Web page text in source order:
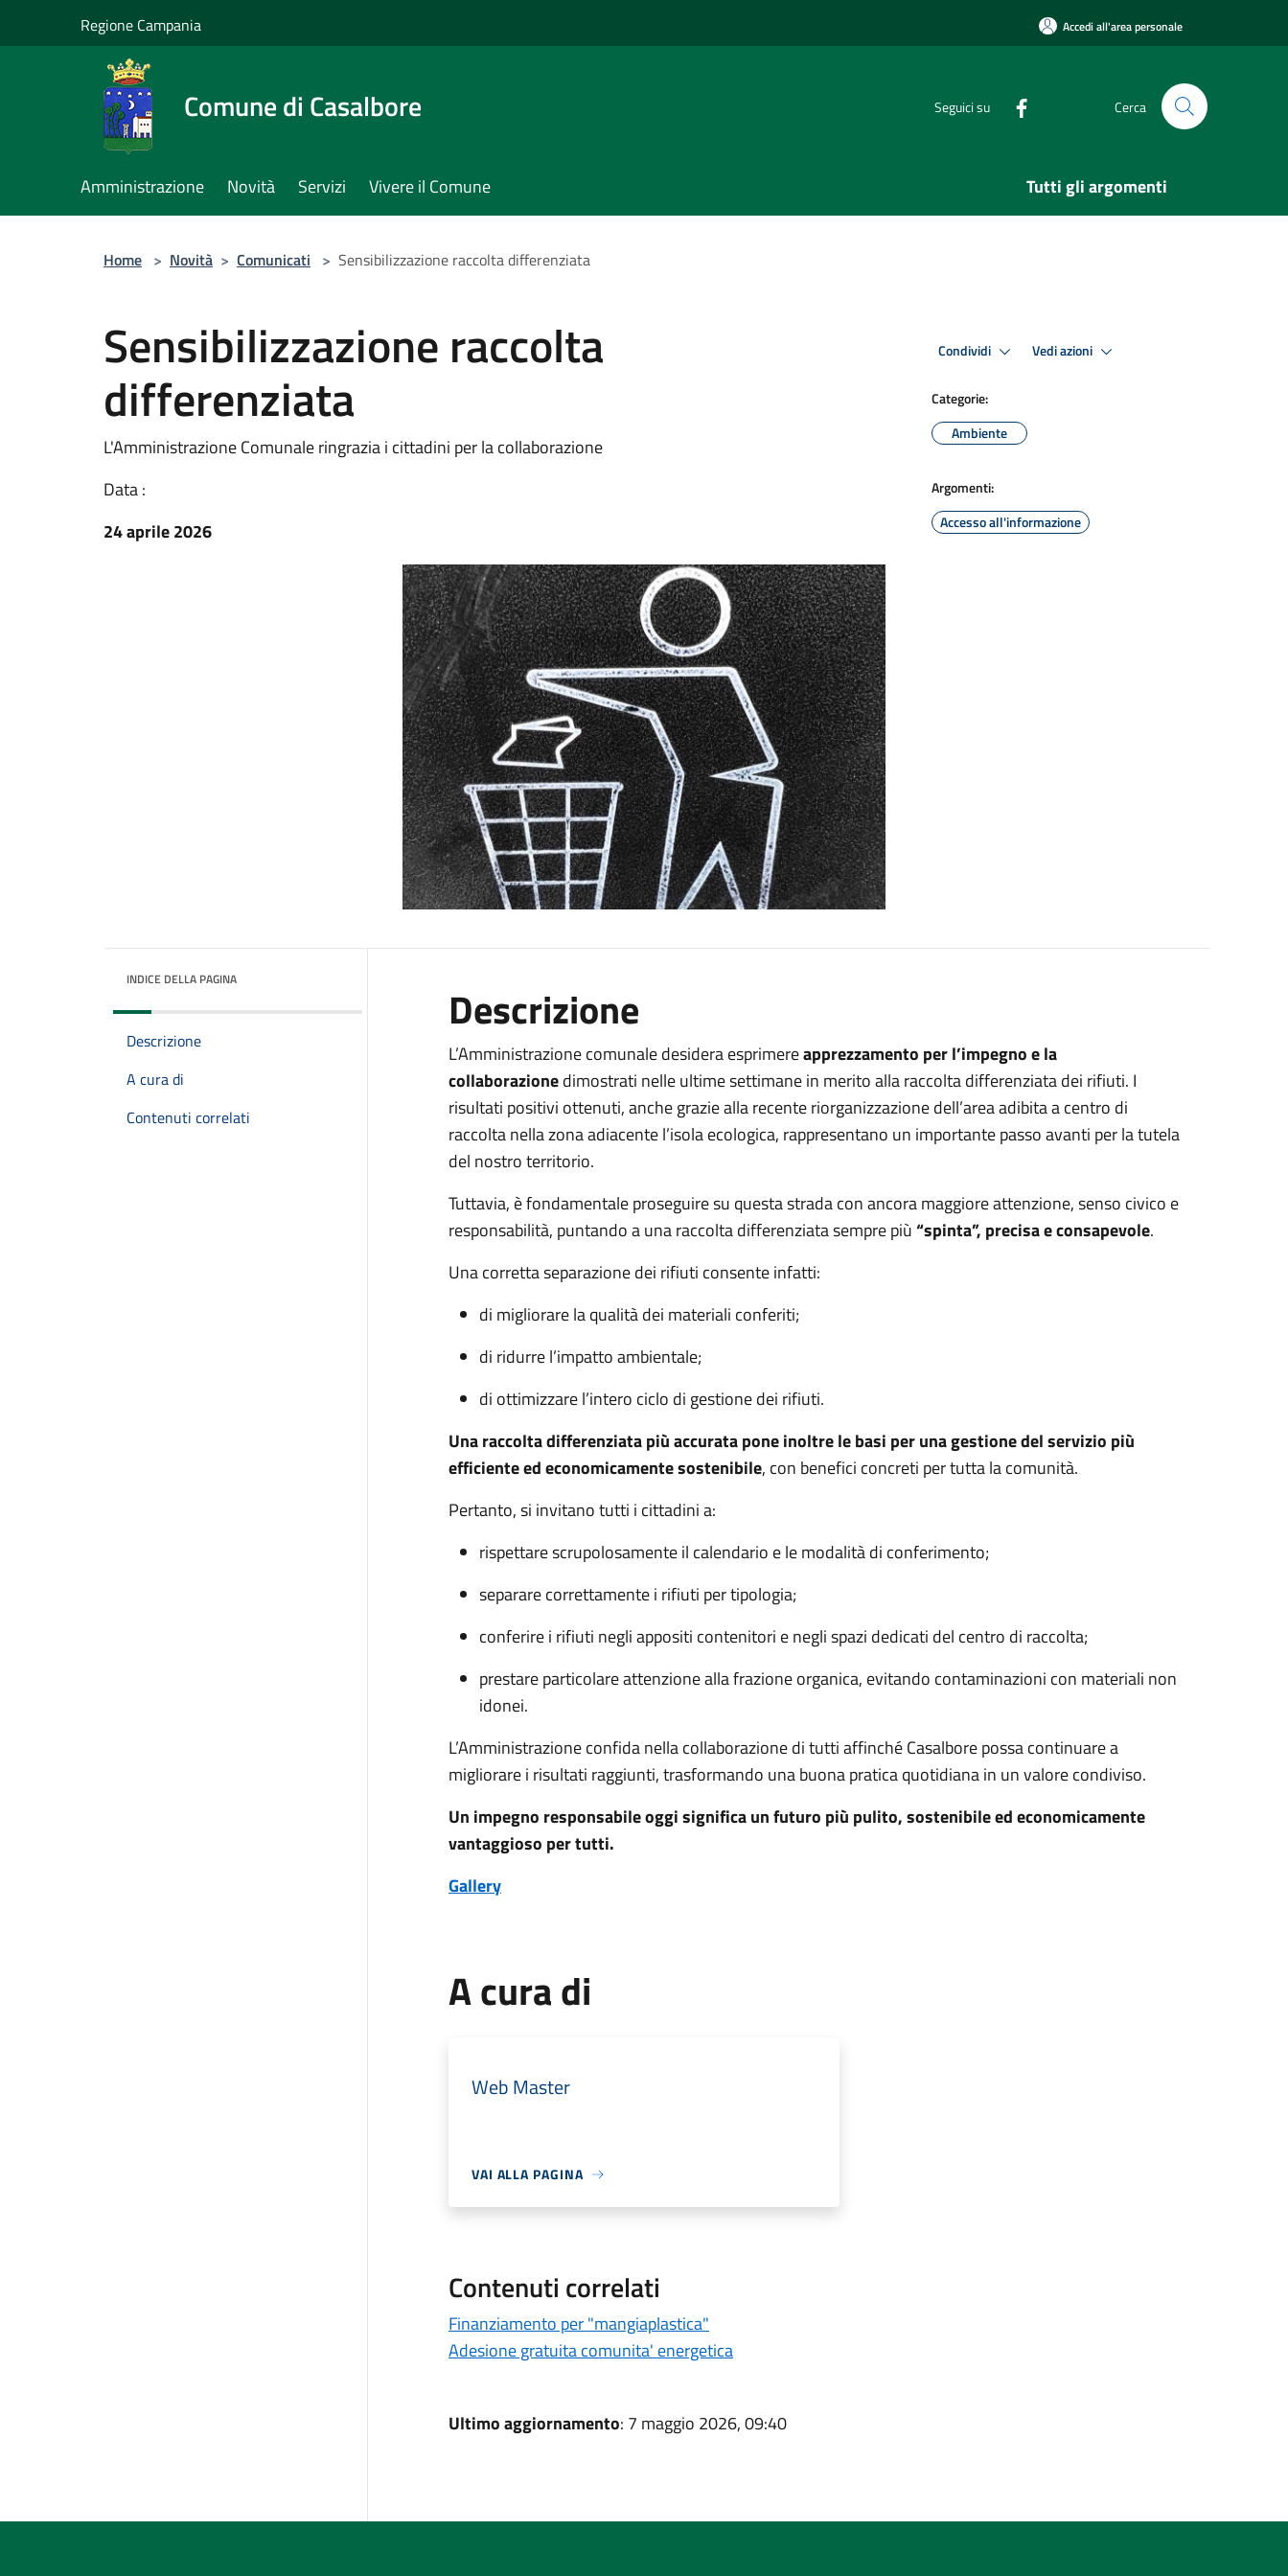
Regione Campania Accedi all'area personale
Comune di Casalbore Seguici su Cerca
Amministrazione Novità Servizi Vivere il Comune Tutti gli argomenti
Home > Novità > Comunicati > Sensibilizzazione raccolta differenziata
Sensibilizzazione raccolta
differenziata
L'Amministrazione Comunale ringrazia i cittadini per la collaborazione
Data :
24 aprile 2026
Condividi Vedi azioni
Categorie:
Ambiente
Argomenti:
Accesso all'informazione
INDICE DELLA PAGINA
Descrizione
A cura di
Contenuti correlati
Descrizione
L’Amministrazione comunale desidera esprimereapprezzamento per l’impegno e la
collaborazionedimostrati nelle ultime settimane in merito alla raccolta differenziata dei rifiuti. I
risultati positivi ottenuti, anche grazie alla recente riorganizzazione dell’area adibita a centro di
raccolta nella zona adiacente l’isola ecologica, rappresentano un importante passo avanti per la tutela
del nostro territorio.
Tuttavia, è fondamentale proseguire su questa strada con ancora maggiore attenzione, senso civico e
responsabilità, puntando a una raccolta differenziata sempre più“spinta”, precisa e consapevole.
Una corretta separazione dei rifiuti consente infatti:
di migliorare la qualità dei materiali conferiti;
di ridurre l’impatto ambientale;
di ottimizzare l’intero ciclo di gestione dei rifiuti.
Una raccolta differenziata più accurata pone inoltre le basi per una gestione del servizio più
efficiente ed economicamente sostenibile, con benefici concreti per tutta la comunità.
Pertanto, si invitano tutti i cittadini a:
rispettare scrupolosamente il calendario e le modalità di conferimento;
separare correttamente i rifiuti per tipologia;
conferire i rifiuti negli appositi contenitori e negli spazi dedicati del centro di raccolta;
prestare particolare attenzione alla frazione organica, evitando contaminazioni con materiali non
idonei.
L’Amministrazione confida nella collaborazione di tutti affinché Casalbore possa continuare a
migliorare i risultati raggiunti, trasformando una buona pratica quotidiana in un valore condiviso.
Un impegno responsabile oggi significa un futuro più pulito, sostenibile ed economicamente
vantaggioso per tutti.
Gallery
A cura di
Web Master
VAI ALLA PAGINA
Contenuti correlati
Finanziamento per "mangiaplastica"
Adesione gratuita comunita' energetica
Ultimo aggiornamento: 7 maggio 2026, 09:40